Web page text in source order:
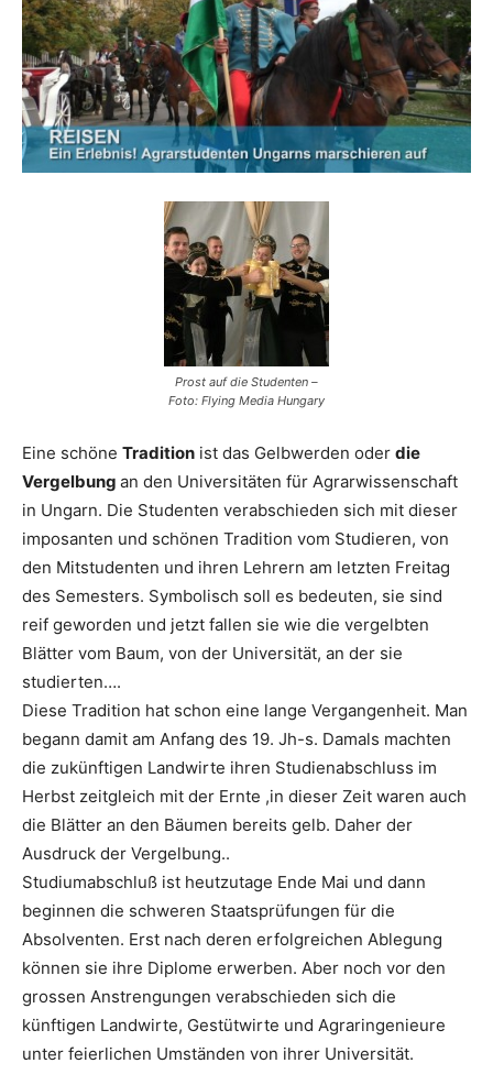
Reiseempfehlungen.
Prost auf die Studenten –
Foto: Flying Media Hungary
Eine schöne Tradition ist das Gelbwerden oder die
Vergelbung an den Universitäten für Agrarwissenschaft
in Ungarn. Die Studenten verabschieden sich mit dieser
imposanten und schönen Tradition vom Studieren, von
den Mitstudenten und ihren Lehrern am letzten Freitag
des Semesters. Symbolisch soll es bedeuten, sie sind
reif geworden und jetzt fallen sie wie die vergelbten
Blätter vom Baum, von der Universität, an der sie
studierten….
Diese Tradition hat schon eine lange Vergangenheit. Man
begann damit am Anfang des 19. Jh-s. Damals machten
die zukünftigen Landwirte ihren Studienabschluss im
Herbst zeitgleich mit der Ernte ,in dieser Zeit waren auch
die Blätter an den Bäumen bereits gelb. Daher der
Ausdruck der Vergelbung..
Studiumabschluß ist heutzutage Ende Mai und dann
beginnen die schweren Staatsprüfungen für die
Absolventen. Erst nach deren erfolgreichen Ablegung
können sie ihre Diplome erwerben. Aber noch vor den
grossen Anstrengungen verabschieden sich die
künftigen Landwirte, Gestütwirte und Agraringenieure
unter feierlichen Umständen von ihrer Universität.